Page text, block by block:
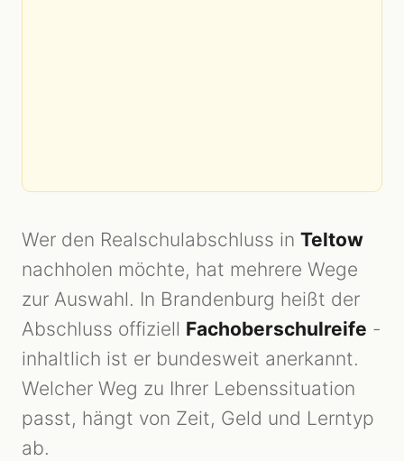
Wer den Realschulabschluss in Teltow
nachholen möchte, hat mehrere Wege
zur Auswahl. In Brandenburg heißt der
Abschluss offiziell Fachoberschulreife -
inhaltlich ist er bundesweit anerkannt.
Welcher Weg zu Ihrer Lebenssituation
passt, hängt von Zeit, Geld und Lerntyp
ab.